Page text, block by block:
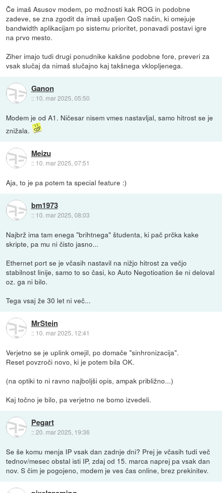
Če imaš Asusov modem, po možnosti kak ROG in podobne
zadeve, se zna zgodit da imaš upaljen QoS način, ki omejuje
bandwidth aplikacijam po sistemu prioritet, ponavadi postavi igre
na prvo mesto.
Ziher imajo tudi drugi ponudnike kakšne podobne fore, preveri za
vsak slučaj da nimaš slučajno kaj takšnega vklopljenega.
Ganon
:: 10. mar 2025, 05:50
Modem je od A1. Ničesar nisem vmes nastavljal, samo hitrost se je
znižala.
Meizu
:: 10. mar 2025, 07:51
Aja, to je pa potem ta special feature :)
bm1973
:: 10. mar 2025, 08:03
Najbrž ima tam enega "brihtnega" študenta, ki pač prčka kake
skripte, pa mu ni čisto jasno...
Ethernet port se je včasih nastavil na nižjo hitrost za večjo
stabilnost linije, samo to so časi, ko Auto Negotioation še ni deloval
oz. ga ni bilo.
Tega vsaj že 30 let ni več...
MrStein
:: 10. mar 2025, 12:41
Verjetno se je uplink omejil, po domače "sinhronizacija".
Reset povzroči novo, ki je potem bila OK.
(na optiki to ni ravno najboljši opis, ampak približno...)
Kaj točno je bilo, pa verjetno ne bomo izvedeli.
Pegart
::20. mar 2025, 19:36
Se še komu menja IP vsak dan zadnje dni? Prej je včasih tudi več
tednov/mesec obstal isti IP, zdaj od 15. marca naprej pa vsak dan
nov. S čim je pogojeno, modem je ves čas online, brez prekinitev.